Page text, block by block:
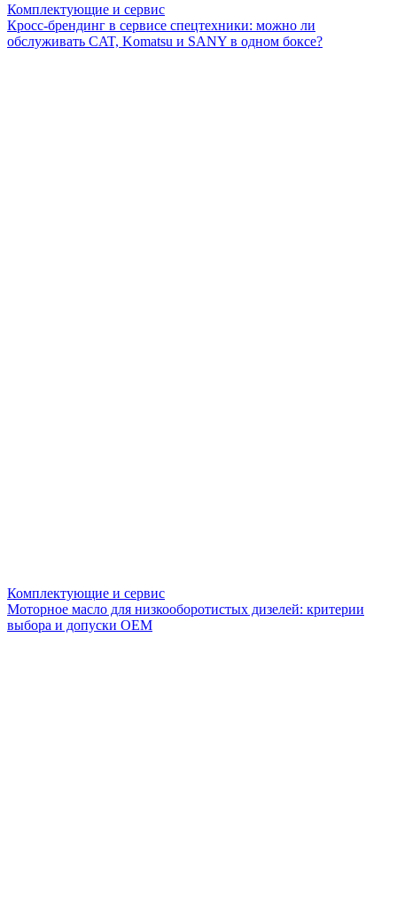
Комплектующие и сервис
Кросс-брендинг в сервисе спецтехники: можно ли
обслуживать CAT, Komatsu и SANY в одном боксе?
Комплектующие и сервис
Моторное масло для низкооборотистых дизелей: критерии
выбора и допуски OEM